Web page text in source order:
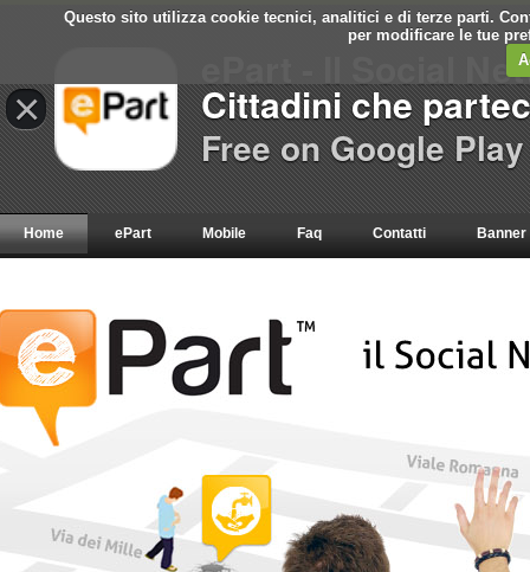
Questo sito utilizza cookie tecnici, analitici e di terze parti.
per modificare le tue
Home ePart Mobile Faq Contatti Banner
×
ePart - Il Social
Cittadini che
Free on Google Play